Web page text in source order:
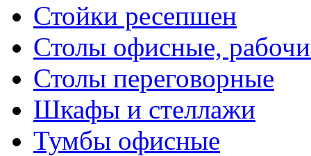
Стойки ресепшен
Столы офисные,
Столы переговорные
Шкафы и стеллажи
Тумбы офисные